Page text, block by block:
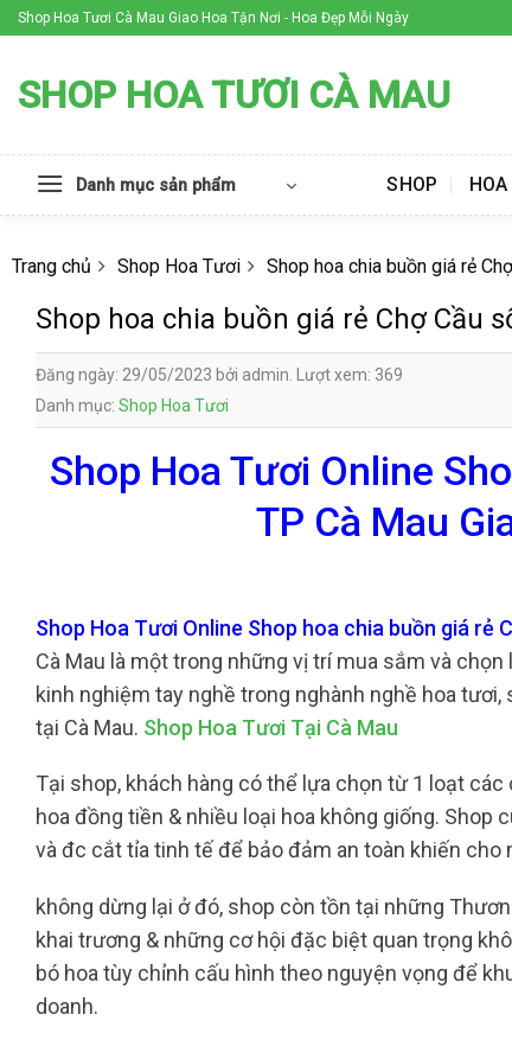
Skip
to
Shop Hoa Tươi Cà Mau Giao Hoa Tận Nơi - Hoa Đẹp Mỗi Ngày
SHOP HOA TƯƠI CÀ MAU
Danh mục sản phẩm SHOP
Trang chủ Shop Hoa Tươi Shop hoa chia buồn giá rẻ
Shop hoa chia buồn giá rẻ Chợ Cầu
Đăng ngày: 29/05/2023 bởi admin. Lượt xem: 369
Danh mục: Shop Hoa Tươi
Shop Hoa Tươi Online
TP Cà Mau
Shop Hoa Tươi Online Shop hoa chia buồn giá rẻ
Cà Mau là một trong những vị trí mua sắm và
kinh nghiệm tay nghề trong nghành nghề hoa
tại Cà Mau. Shop Hoa Tươi Tại Cà Mau
Tại shop, khách hàng có thể lựa chọn từ 1 loạt
hoa đồng tiền & nhiều loại hoa không giống.
và đc cắt tỉa tinh tế để bảo đảm an toàn khiến cho
không dừng lại ở đó, shop còn tồn tại những
khai trương & những cơ hội đặc biệt quan trọng
bó hoa tùy chỉnh cấu hình theo nguyện vọng để
doanh.